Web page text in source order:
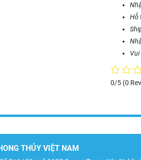
Hỗ
0/5 (0
THỦY VIỆT NAM